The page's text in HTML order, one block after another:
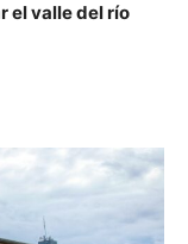
el valle del río